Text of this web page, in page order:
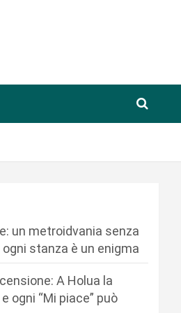
un metroidvania senza
stanza è un enigma
A Holua la
ogni “Mi piace” può